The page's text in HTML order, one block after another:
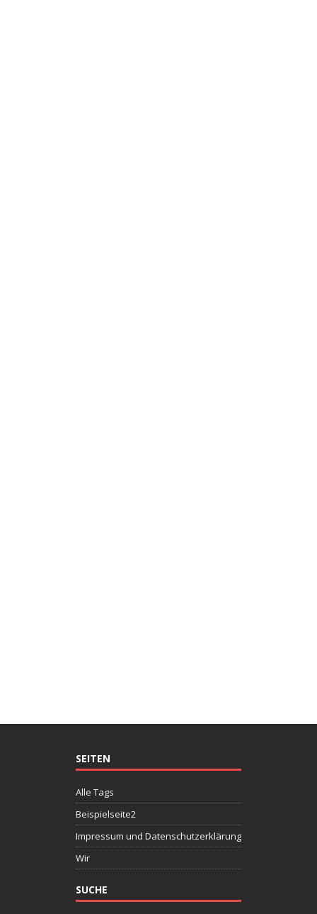
SEITEN
Alle Tags
Beispielseite2
Impressum und Datenschutzerklärung
Wir
SUCHE